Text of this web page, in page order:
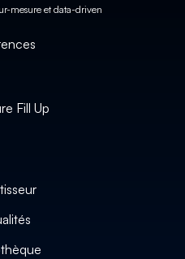
mesure et data-driven
Fill Up